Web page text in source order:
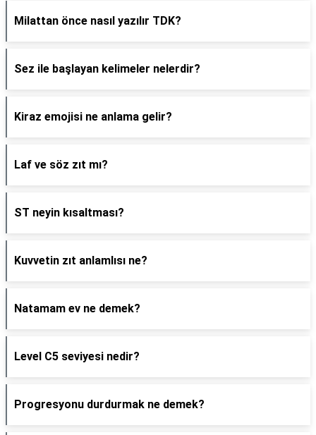
Milattan önce nasıl yazılır TDK?
Sez ile başlayan kelimeler nelerdir?
Kiraz emojisi ne anlama gelir?
Laf ve söz zıt mı?
ST neyin kısaltması?
Kuvvetin zıt anlamlısı ne?
Natamam ev ne demek?
Level C5 seviyesi nedir?
Progresyonu durdurmak ne demek?